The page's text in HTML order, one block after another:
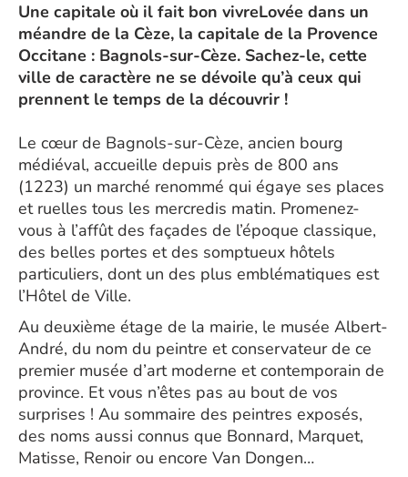
Une capitale où il fait bon vivreLovée dans un
méandre de la Cèze, la capitale de la Provence
Occitane : Bagnols-sur-Cèze. Sachez-le, cette
ville de caractère ne se dévoile qu’à ceux qui
prennent le temps de la découvrir !
Le cœur de Bagnols-sur-Cèze, ancien bourg
médiéval, accueille depuis près de 800 ans
(1223) un marché renommé qui égaye ses places
et ruelles tous les mercredis matin. Promenez-
vous à l’affût des façades de l’époque classique,
des belles portes et des somptueux hôtels
particuliers, dont un des plus emblématiques est
l’Hôtel de Ville.
Au deuxième étage de la mairie, le musée Albert-
André, du nom du peintre et conservateur de ce
premier musée d’art moderne et contemporain de
province. Et vous n’êtes pas au bout de vos
surprises ! Au sommaire des peintres exposés,
des noms aussi connus que Bonnard, Marquet,
Matisse, Renoir ou encore Van Dongen…